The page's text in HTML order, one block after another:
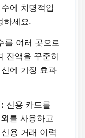
에 치명적입
하세요.
를 여러 곳으로
잔액을 꾸준히
에 가장 효과
신용 카드를
를 사용하고
용 거래 이력